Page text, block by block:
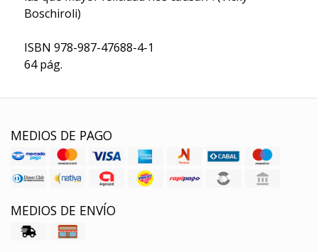
Boschiroli)
ISBN 978-987-47688-4-1
64 pág.
MEDIOS DE PAGO
MEDIOS DE ENVÍO